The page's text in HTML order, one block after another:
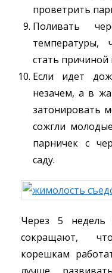
проветрить
Поливать
температуры,
стать причиной
Если идет
незачем, а в
затонировать
сожгли
парничек с
саду.
Через 5 недель
сокращают,
корешкам